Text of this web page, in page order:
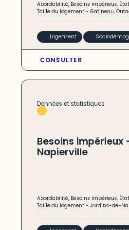
Abordabilité, Besoins impérieux,
Taille du logement- Gatineau,
Logement
CONSULTER
Données et statistiques
Besoins
Napierville
Abordabilité, Besoins impérieux,
Taille du logement- Jardins-de-